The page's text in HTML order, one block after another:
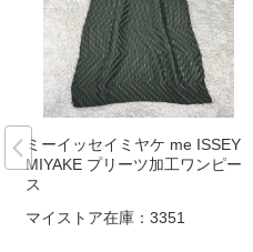
ミーイッセイミヤケ me ISSEY
MIYAKE プリーツ加工ワンピー
ス
マイストア在庫： 3351